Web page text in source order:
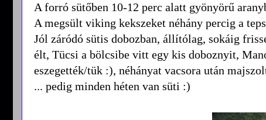
A forró sütőben 10-12 perc alatt gyönyörű
A megsült viking kekszeket néhány percig a
Jól záródó sütis dobozban, állítólag, sokáig
élt, Tücsi a bölcsibe vitt egy kis doboznyit,
eszegették/tük :), néhányat vacsora után
... pedig minden héten van süti :)